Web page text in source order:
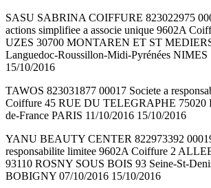
SASU SABRINA COIFFURE 823022975
actions simplifiee a associe unique 9602A
UZES 30700 MONTAREN ET ST
Languedoc-Roussillon-Midi-Pyrénées NIMES
15/10/2016
TAWOS 823031877 00017 Societe a
Coiffure 45 RUE DU TELEGRAPHE 75020
de-France PARIS 11/10/2016 15/10/2016
YANU BEAUTY CENTER 822973392
responsabilite limitee 9602A Coiffure 2
93110 ROSNY SOUS BOIS 93 Seine-St-
BOBIGNY 07/10/2016 15/10/2016